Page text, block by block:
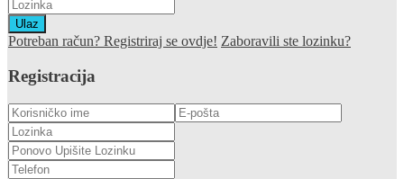
Ulaz
Potreban račun? Registriraj se ovdje! Zaboravili ste lozinku?
Registracija